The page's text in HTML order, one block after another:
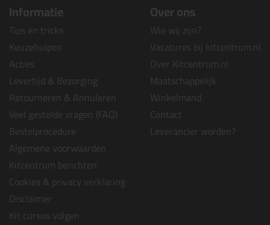
Informatie
Tips en tricks
Keuzehulpen
Acties
Levertijd & Bezorging
Retourneren & Annuleren
Veel gestelde vragen (FAQ)
Bestelprocedure
Algemene voorwaarden
Kitcentrum berichten
Cookies & privacy verklaring
Disclaimer
Kit cursus volgen
Over ons
Wie wij zijn?
Vacatures bij kitcentrum.nl
Over Kitcentrum.nl
Maatschappelijk
Winkelmand
Contact
Leverancier worden?